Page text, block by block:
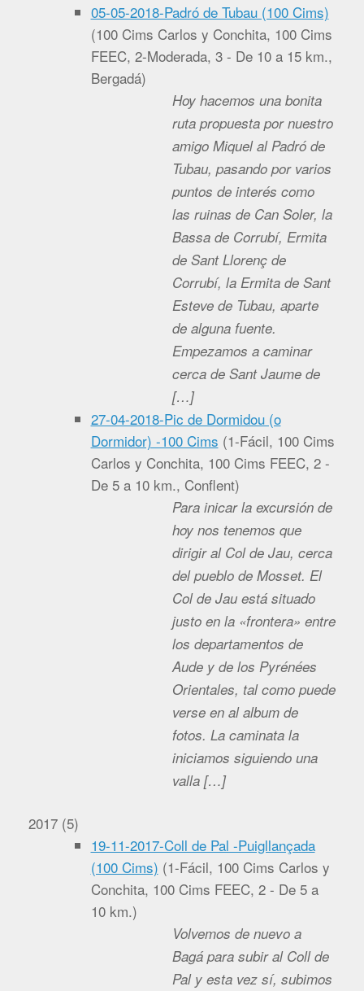
05-05-2018-Padró de Tubau (100 Cims)
(100 Cims Carlos y Conchita, 100 Cims
FEEC, 2-Moderada, 3 - De 10 a 15 km.,
Bergadá)
Hoy hacemos una bonita
ruta propuesta por nuestro
amigo Miquel al Padró de
Tubau, pasando por varios
puntos de interés como
las ruinas de Can Soler, la
Bassa de Corrubí, Ermita
de Sant Llorenç de
Corrubí, la Ermita de Sant
Esteve de Tubau, aparte
de alguna fuente.
Empezamos a caminar
cerca de Sant Jaume de
[…]
27-04-2018-Pic de Dormidou (o
Dormidor) -100 Cims (1-Fácil, 100 Cims
Carlos y Conchita, 100 Cims FEEC, 2 -
De 5 a 10 km., Conflent)
Para inicar la excursión de
hoy nos tenemos que
dirigir al Col de Jau, cerca
del pueblo de Mosset. El
Col de Jau está situado
justo en la «frontera» entre
los departamentos de
Aude y de los Pyrénées
Orientales, tal como puede
verse en al album de
fotos. La caminata la
iniciamos siguiendo una
valla […]
2017 (5)
19-11-2017-Coll de Pal -Puigllançada
(100 Cims) (1-Fácil, 100 Cims Carlos y
Conchita, 100 Cims FEEC, 2 - De 5 a
10 km.)
Volvemos de nuevo a
Bagá para subir al Coll de
Pal y esta vez sí, subimos